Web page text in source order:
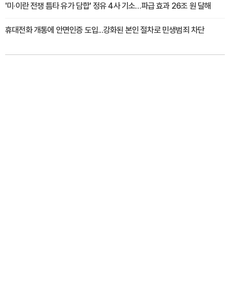
'미·이란 전쟁 틈타 유가 담합' 정유 4사 기소…파급 효과 26조 원 달해
휴대전화 개통에 안면인증 도입...강화된 본인 절차로 민생범죄 차단